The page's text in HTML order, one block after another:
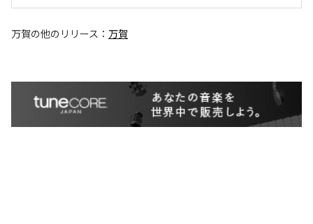
万賀の他のリリース： 万賀